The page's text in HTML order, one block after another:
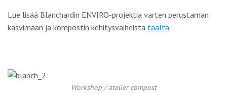
Lue lisää Blanchardin ENVIRO-projektia varten perustaman
kasvimaan ja kompostin kehitysvaiheista täältä.
Workshop / atelier compost